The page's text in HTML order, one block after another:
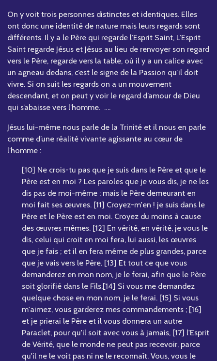
On y voit trois personnes distinctes et identiques. Elles
ont donc une identité de nature mais leurs regards sont
différents. Il y a le Père qui regarde l’Esprit Saint, L’Esprit
Saint regarde Jésus et Jésus au lieu de renvoyer son regard
vers le Père, regarde vers la table, où il y a un calice avec
un agneau dedans, c’est le signe de la Passion qu’il doit
vivre. Si on suit les regards on a un mouvement
descendant, et on peut y voir le regard d’amour de Dieu
qui s’abaisse vers l’homme. ….
Jésus lui-même nous parle de la Trinité et il nous en parle
comme d’une réalité vivante agissante au cœur de
l’homme :
[10] Ne crois-tu pas que je suis dans le Père et que le
Père est en moi ? Les paroles que je vous dis, je ne les
dis pas de moi-même : mais le Père demeurant en
moi fait ses œuvres. [11] Croyez-m'en ! je suis dans le
Père et le Père est en moi. Croyez du moins à cause
des œuvres mêmes. [12] En vérité, en vérité, je vous le
dis, celui qui croit en moi fera, lui aussi, les œuvres
que je fais ; et il en fera même de plus grandes, parce
que je vais vers le Père. [13] Et tout ce que vous
demanderez en mon nom, je le ferai, afin que le Père
soit glorifié dans le Fils.[14] Si vous me demandez
quelque chose en mon nom, je le ferai. [15] Si vous
m'aimez, vous garderez mes commandements ; [16]
et je prierai le Père et il vous donnera un autre
Paraclet, pour qu'il soit avec vous à jamais, [17] l'Esprit
de Vérité, que le monde ne peut pas recevoir, parce
qu'il ne le voit pas ni ne le reconnaît. Vous, vous le